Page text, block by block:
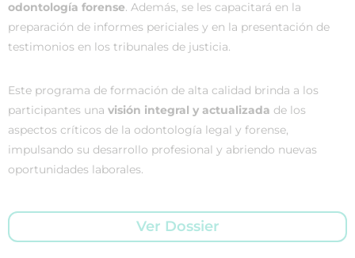
odontología forense. Además, se les capacitará en la
preparación de informes periciales y en la presentación de
testimonios en los tribunales de justicia.
Este programa de formación de alta calidad brinda a los
participantes una visión integral y actualizada de los
aspectos críticos de la odontología legal y forense,
impulsando su desarrollo profesional y abriendo nuevas
oportunidades laborales.
Ver Dossier